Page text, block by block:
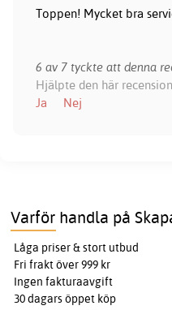
Toppen! Mycket bra
6 av 7 tyckte att denna
Hjälpte den här
Ja
Nej
Varför handla på
Låga priser & stort utbud
Fri frakt över 999 kr
Ingen fakturaavgift
30 dagars öppet köp